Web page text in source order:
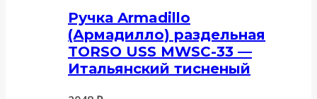
Ручка Armadillo
(Армадилло) раздельная
TORSO USS MWSC-33 —
Итальянский тисненый